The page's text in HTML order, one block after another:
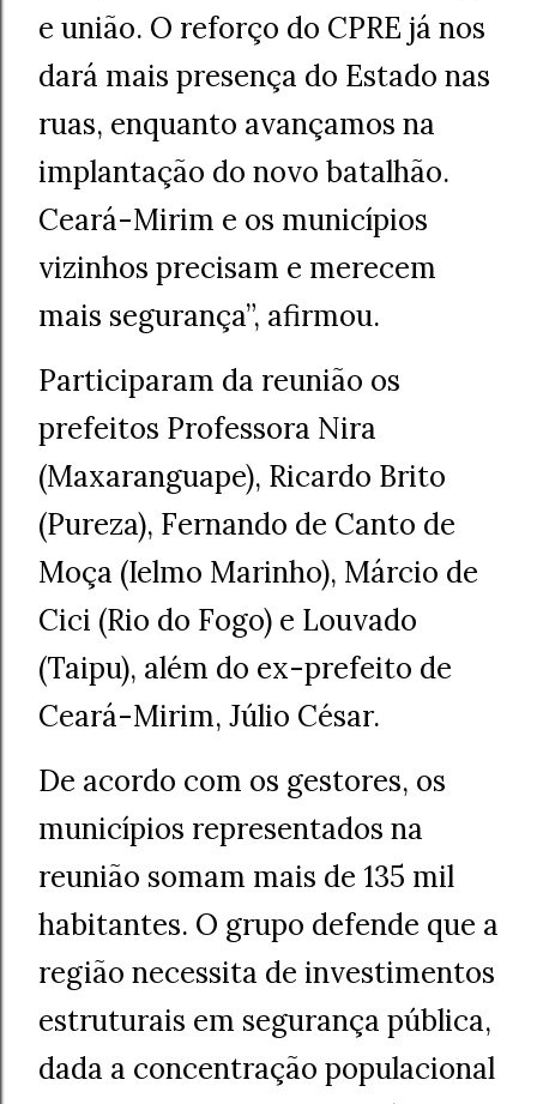
e união. O reforço do CPRE já nos
dará mais presença do Estado nas
ruas, enquanto avançamos na
implantação do novo batalhão.
Ceará-Mirim e os municípios
vizinhos precisam e merecem
mais segurança”, afirmou.
Participaram da reunião os
prefeitos Professora Nira
(Maxaranguape), Ricardo Brito
(Pureza), Fernando de Canto de
Moça (Ielmo Marinho), Márcio de
Cici (Rio do Fogo) e Louvado
(Taipu), além do ex-prefeito de
Ceará-Mirim, Júlio César.
De acordo com os gestores, os
municípios representados na
reunião somam mais de 135 mil
habitantes. O grupo defende que a
região necessita de investimentos
estruturais em segurança pública,
dada a concentração populacional